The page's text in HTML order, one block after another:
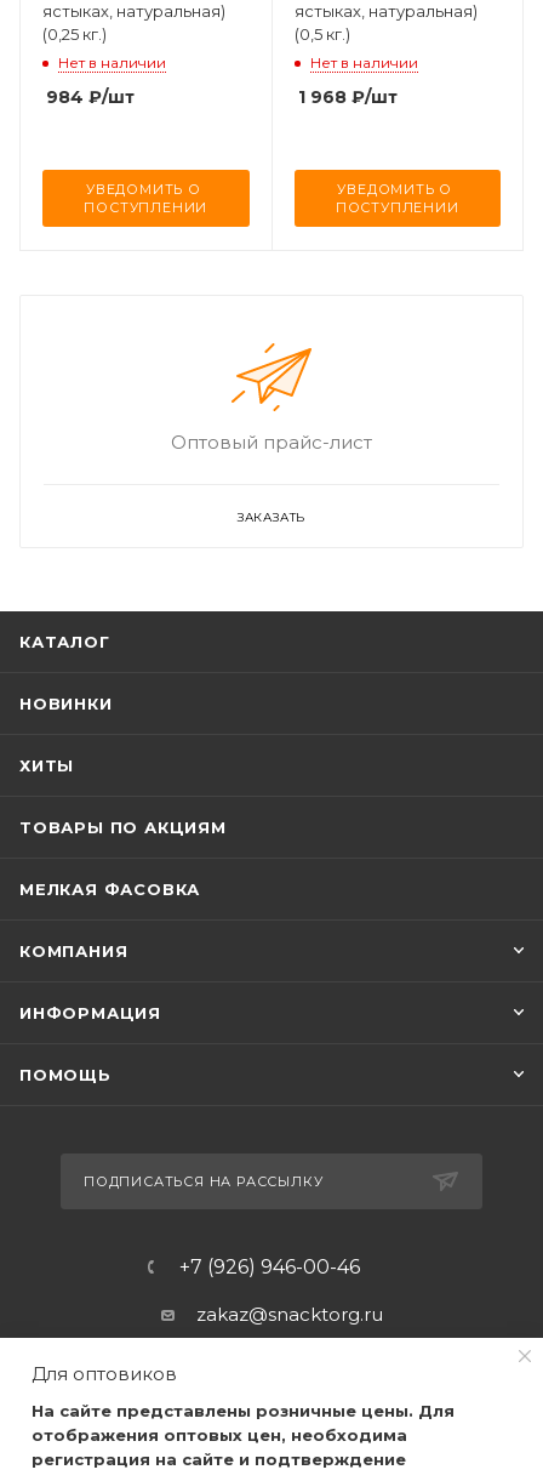
ястыках, натуральная)
(0,25 кг.)
Нет в наличии
984 ₽/шт
УВЕДОМИТЬ О
ПОСТУПЛЕНИИ
ястыках, натуральная)
(0,5 кг.)
Нет в наличии
1 968₽/шт
УВЕДОМИТЬ О
ПОСТУПЛЕНИИ
Оптовый прайс-лист
ЗАКАЗАТЬ
КАТАЛОГ
НОВИНКИ
ХИТЫ
ТОВАРЫ ПО АКЦИЯМ
МЕЛКАЯ ФАСОВКА
КОМПАНИЯ
ИНФОРМАЦИЯ
ПОМОЩЬ
ПОДПИСАТЬСЯ НА РАССЫЛКУ
+7 (926) 946-00-46
zakaz@snacktorg.ru
Для оптовиков
На сайте представлены розничные цены. Для
отображения оптовых цен, необходима
регистрация на сайте и подтверждение